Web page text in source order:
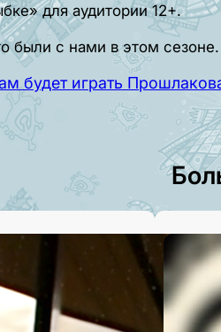
для аудитории 12+.
были с нами в этом
будет играть